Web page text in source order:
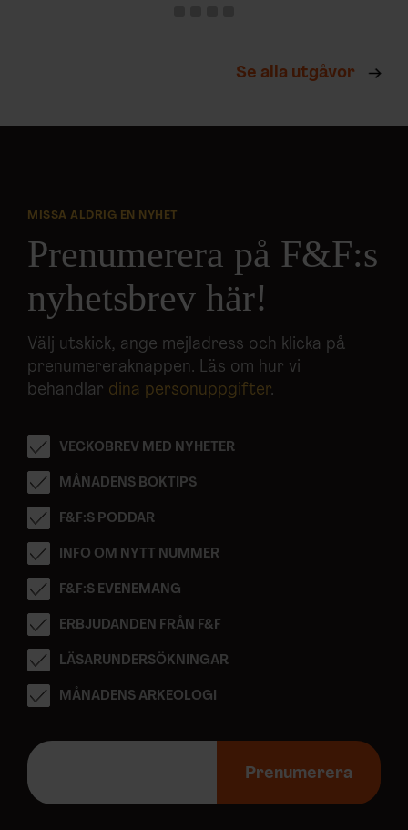
Se alla utgåvor
MISSA ALDRIG EN NYHET
Prenumerera på F&F:s
nyhetsbrev här!
Välj utskick, ange mejladress och klicka på
prenumereraknappen. Läs om hur vi
behandlar dina personuppgifter.
VECKOBREV MED NYHETER
MÅNADENS BOKTIPS
F&F:S PODDAR
INFO OM NYTT NUMMER
F&F:S EVENEMANG
ERBJUDANDEN FRÅN F&F
LÄSARUNDERSÖKNINGAR
MÅNADENS ARKEOLOGI
E
p
Prenumerera